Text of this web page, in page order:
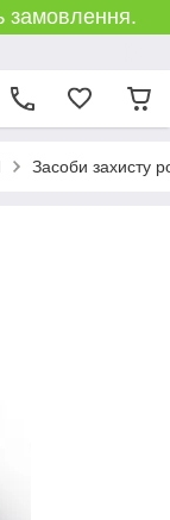
замовлення.
Засоби захисту